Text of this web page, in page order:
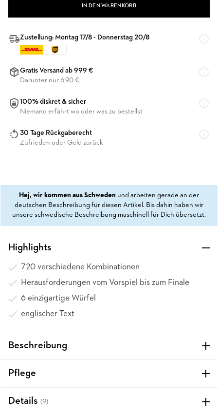
IN DEN WARENKORB
Zustellung: Montag 17/8 - Donnerstag 20/8
Gratis Versand ab 999 €
Darunter nur 6,90 €
100% diskret & sicher
Niemand erfährt wo oder was zu bestellst
30 Tage Rückgaberecht
Zufrieden oder Geld zurück
Hej, wir kommen aus Schweden und arbeiten gerade an der
deutschen Beschreibung für diesen Artikel. Bis dahin haben wir
unsere schwedische Beschreibung maschinell für Dich übersetzt.
Highlights
720 verschiedene Kombinationen
Herausforderungen vom Vorspiel bis zum Finale
6 einzigartige Würfel
englischer Text
Beschreibung
Pflege
Details (9)